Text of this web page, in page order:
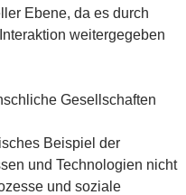
Ebene, da es durch
weitergegeben
Gesellschaften
Beispiel der
und Technologien nicht
und soziale